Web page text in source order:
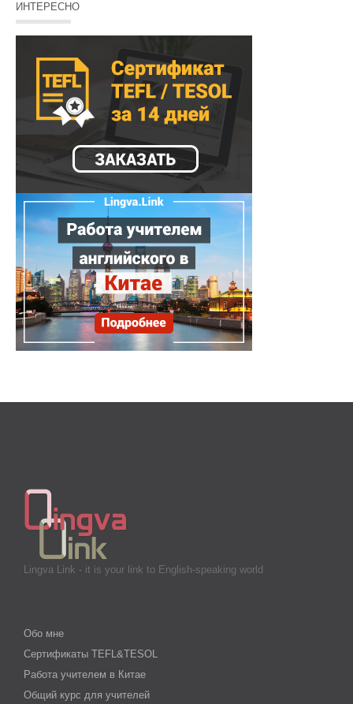
ИНТЕРЕСНО
Lingva Link - it is your link to English-speaking world
Обо мне
Сертификаты TEFL&TESOL
Работа учителем в Китае
Общий курс для учителей